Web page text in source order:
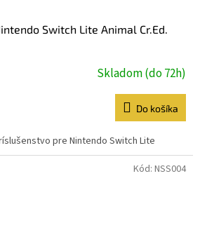
Switch Lite Animal Cr.Ed.
Skladom (do 72h)
Do košíka
pre Nintendo Switch Lite
Kód: NSS004